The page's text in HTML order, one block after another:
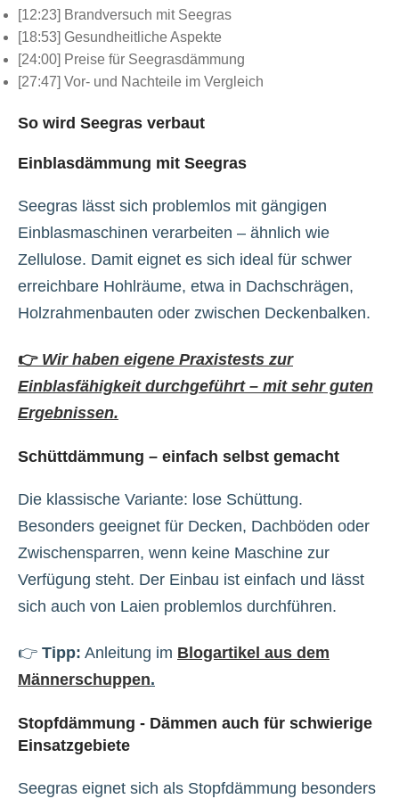
[12:23] Brandversuch mit Seegras
[18:53] Gesundheitliche Aspekte
[24:00] Preise für Seegrasdämmung
[27:47] Vor- und Nachteile im Vergleich
So wird Seegras verbaut
Einblasdämmung mit Seegras
Seegras lässt sich problemlos mit gängigen
Einblasmaschinen verarbeiten – ähnlich wie
Zellulose. Damit eignet es sich ideal für schwer
erreichbare Hohlräume, etwa in Dachschrägen,
Holzrahmenbauten oder zwischen Deckenbalken.
👉 Wir haben eigene Praxistests zur
Einblasfähigkeit durchgeführt – mit sehr guten
Ergebnissen.
Schüttdämmung – einfach selbst gemacht
Die klassische Variante: lose Schüttung.
Besonders geeignet für Decken, Dachböden oder
Zwischensparren, wenn keine Maschine zur
Verfügung steht. Der Einbau ist einfach und lässt
sich auch von Laien problemlos durchführen.
👉 Tipp: Anleitung im Blogartikel aus dem
Männerschuppen.
Stopfdämmung - Dämmen auch für schwierige
Einsatzgebiete
Seegras eignet sich als Stopfdämmung besonders